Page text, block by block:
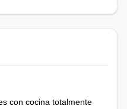
con cocina totalmente